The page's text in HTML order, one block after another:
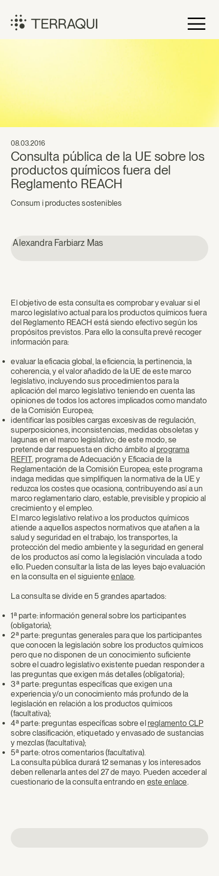
contingut
Terraqui
Consulta pública de la UE sobre los
productos químicos fuera del
Reglamento REACH
08.03.2016
Consum i productes sostenibles
El objetivo de esta consulta es comprobar y evaluar si el
marco legislativo actual para los productos químicos fuera
del Reglamento REACH está siendo efectivo según los
propósitos previstos. Para ello la consulta prevé recoger
información para:
evaluar la eficacia global, la eficiencia, la pertinencia, la
coherencia, y el valor añadido de la UE de este marco
legislativo, incluyendo sus procedimientos para la
aplicación del marco legislativo teniendo en cuenta las
opiniones de todos los actores implicados como mandato
de la Comisión Europea;
identificar las posibles cargas excesivas de regulación,
superposiciones, inconsistencias, medidas obsoletas y
lagunas en el marco legislativo; de este modo, se
pretende dar respuesta en dicho ámbito al programa
REFIT, programa de Adecuación y Eficacia de la
Reglamentación de la Comisión Europea; este programa
indaga medidas que simplifiquen la normativa de la UE y
reduzca los costes que ocasiona, contribuyendo así a un
marco reglamentario claro, estable, previsible y propicio al
crecimiento y el empleo.
El marco legislativo relativo a los productos químicos
atiende a aquellos aspectos normativos que atañen a la
salud y seguridad en el trabajo, los transportes, la
protección del medio ambiente y la seguridad en general
de los productos así como la legislación vinculada a todo
ello. Pueden consultar la lista de las leyes bajo evaluación
en la consulta en el siguienteenlace.
La consulta se divide en 5 grandes apartados:
1ª parte: información general sobre los participantes
(obligatoria);
2ª parte: preguntas generales para que los participantes
que conocen la legislación sobre los productos químicos
pero que no disponen de un conocimiento suficiente
sobre el cuadro legislativo existente puedan responder a
las preguntas que exigen más detalles (obligatoria);
3ª parte: preguntas específicas que exigen una
experiencia y/o un conocimiento más profundo de la
legislación en relación a los productos químicos
(facultativa);
4ª parte: preguntas específicas sobre el reglamento CLP
sobre clasificación, etiquetado y envasado de sustancias
y mezclas (facultativa);
5ª parte: otros comentarios (facultativa).
La consulta pública durará 12 semanas y los interesados
deben rellenarla antes del 27 de mayo. Pueden acceder al
cuestionario de la consulta entrando en este enlace.
Alexandra Farbiarz Mas